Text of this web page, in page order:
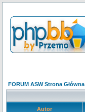
FORUM ASW Strona Główna
Autor